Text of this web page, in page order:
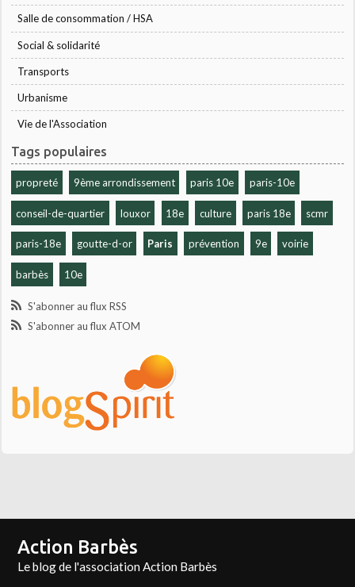
Salle de consommation / HSA
Social & solidarité
Transports
Urbanisme
Vie de l'Association
Tags populaires
propreté 9ème arrondissement paris 10e paris-10e
conseil-de-quartier louxor 18e culture paris 18e scmr
paris-18e goutte-d-or Paris prévention 9e voirie
barbès 10e
S'abonner au flux RSS
S'abonner au flux ATOM
Action Barbès
Le blog de l'association Action Barbès